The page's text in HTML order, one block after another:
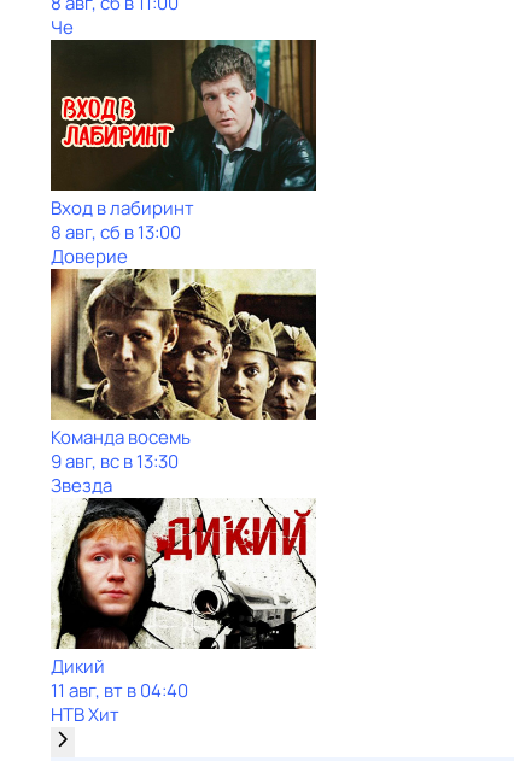
Че
Вход в лабиринт
8 авг, сб в 13:00
Доверие
Команда восемь
9 авг, вс в 13:30
Звезда
Дикий
11 авг, вт в 04:40
НТВ Хит